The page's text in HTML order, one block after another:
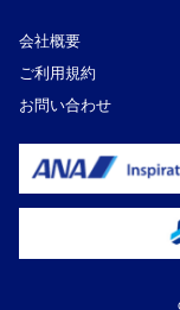
会社概要
ご利用規約
お問い合わせ